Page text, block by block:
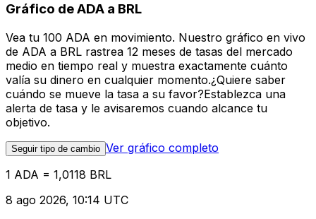
Gráfico de ADA a BRL
Vea tu 100 ADA en movimiento. Nuestro gráfico en vivo
de ADA a BRL rastrea 12 meses de tasas del mercado
medio en tiempo real y muestra exactamente cuánto
valía su dinero en cualquier momento.¿Quiere saber
cuándo se mueve la tasa a su favor?Establezca una
alerta de tasa y le avisaremos cuando alcance tu
objetivo.
Seguir tipo de cambio Ver gráfico completo
1 ADA = 1,0118 BRL
8 ago 2026, 10:14 UTC